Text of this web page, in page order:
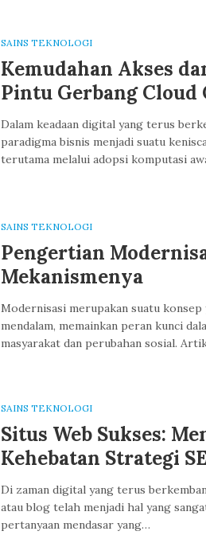
SAINS TEKNOLOGI
Kemudahan Akses
Pintu Gerbang Cloud
Dalam keadaan digital yang terus
paradigma bisnis menjadi suatu
terutama melalui adopsi komputasi
SAINS TEKNOLOGI
Pengertian
Mekanismenya
Modernisasi merupakan suatu konsep
mendalam, memainkan peran kunci
masyarakat dan perubahan sosial.
SAINS TEKNOLOGI
Situs Web Sukses:
Kehebatan Strategi
Di zaman digital yang terus
atau blog telah menjadi hal yang
pertanyaan mendasar yang…